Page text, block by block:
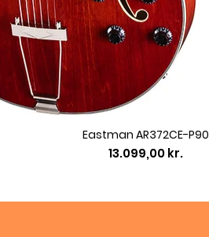
Eastman AR372CE-P90
Pris
13.099,00 kr.